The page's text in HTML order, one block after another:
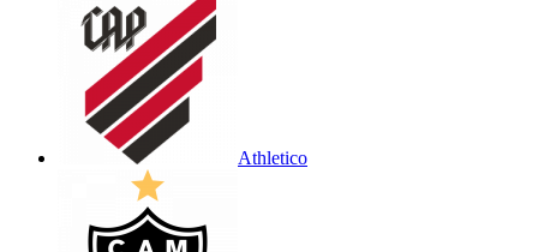
Athletico